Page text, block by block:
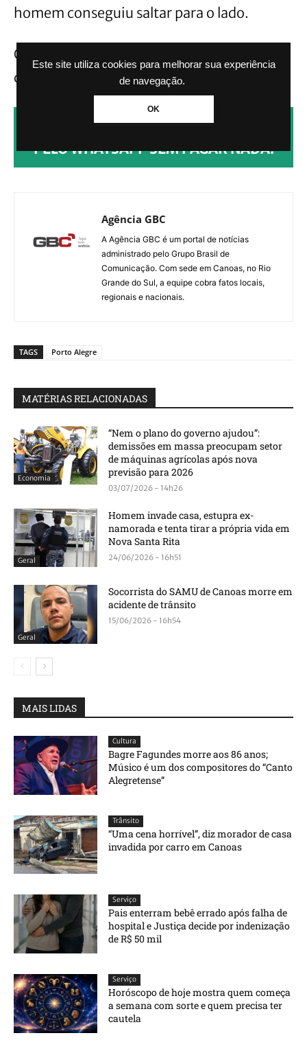
Este site utiliza cookies para melhorar sua experiência
de navegação.
OK
homem conseguiu saltar para o lado.
O cavaleiro, que saltou no momento da
queda, não se machucou.
CLIQUE AQUI PARA RECEBER NOTÍCIAS
PELO WHATSAPP SEM PAGAR NADA.
Agência GBC
A Agência GBC é um portal de notícias
administrado pelo Grupo Brasil de
Comunicação. Com sede em Canoas, no Rio
Grande do Sul, a equipe cobra fatos locais,
regionais e nacionais.
TAGS Porto Alegre
MATÉRIAS RELACIONADAS
Economia
“Nem o plano do governo ajudou”:
demissões em massa preocupam setor
de máquinas agrícolas após nova
previsão para 2026
03/07/2026 - 14h26
Geral
Homem invade casa, estupra ex-
namorada e tenta tirar a própria vida em
Nova Santa Rita
24/06/2026 - 16h51
Geral
Socorrista do SAMU de Canoas morre em
acidente de trânsito
15/06/2026 - 16h54
MAIS LIDAS
Cultura
Bagre Fagundes morre aos 86 anos;
Músico é um dos compositores do “Canto
Alegretense”
Trânsito
“Uma cena horrível”, diz morador de casa
invadida por carro em Canoas
Serviço
Pais enterram bebê errado após falha de
hospital e Justiça decide por indenização
de R$ 50 mil
Serviço
Horóscopo de hoje mostra quem começa
a semana com sorte e quem precisa ter
cautela